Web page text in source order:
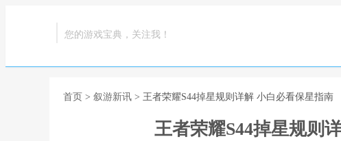
您的游戏宝典，关注我！
首页 > 叙游新讯 > 王者荣耀S44掉星规则详解 小白必看保星指南
王者荣耀S44掉星规则